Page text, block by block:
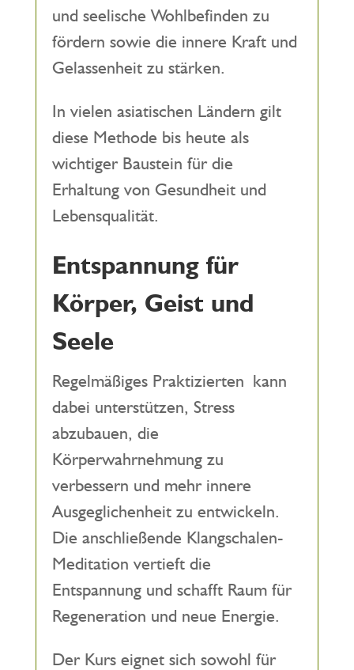
und seelische Wohlbefinden zu
fördern sowie die innere Kraft und
Gelassenheit zu stärken.
In vielen asiatischen Ländern gilt
diese Methode bis heute als
wichtiger Baustein für die
Erhaltung von Gesundheit und
Lebensqualität.
Entspannung für
Körper, Geist und
Seele
Regelmäßiges Praktizierten kann
dabei unterstützen, Stress
abzubauen, die
Körperwahrnehmung zu
verbessern und mehr innere
Ausgeglichenheit zu entwickeln.
Die anschließende Klangschalen-
Meditation vertieft die
Entspannung und schafft Raum für
Regeneration und neue Energie.
Der Kurs eignet sich sowohl für